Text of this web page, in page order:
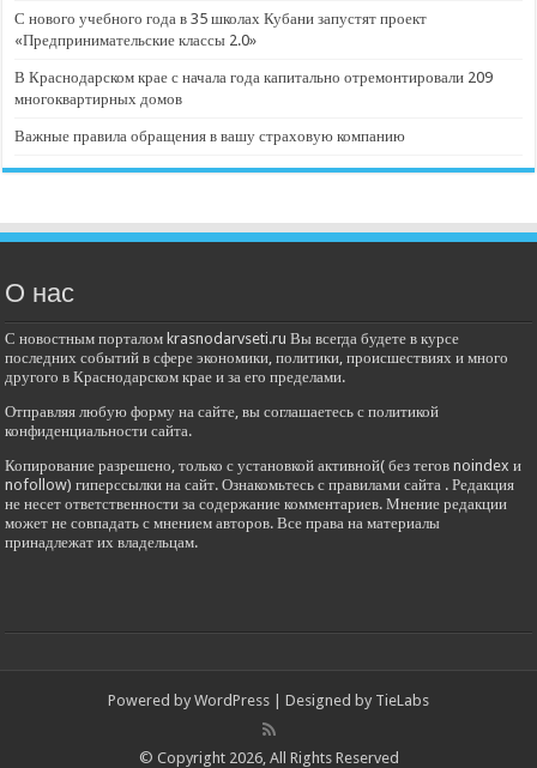
С нового учебного года в 35 школах Кубани запустят проект
«Предпринимательские классы 2.0»
В Краснодарском крае с начала года капитально отремонтировали 209
многоквартирных домов
Важные правила обращения в вашу страховую компанию
О нас
С новостным порталом krasnodarvseti.ru Вы всегда будете в курсе
последних событий в сфере экономики, политики, происшествиях и много
другого в Краснодарском крае и за его пределами.
Отправляя любую форму на сайте, вы соглашаетесь с политикой
конфиденциальности сайта.
Копирование разрешено, только с установкой активной( без тегов noindex и
nofollow) гиперссылки на сайт. Ознакомьтесь с правилами сайта . Редакция
не несет ответственности за содержание комментариев. Мнение редакции
может не совпадать с мнением авторов. Все права на материалы
принадлежат их владельцам.
Powered by WordPress | Designed by TieLabs
© Copyright 2026, All Rights Reserved